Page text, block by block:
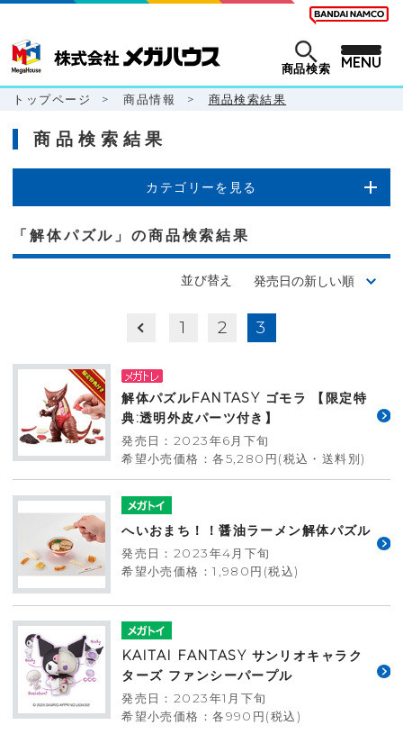
商品検索 MENU
トップページ > 商品情報 > 商品検索結果
商品検索結果
カテゴリーを見る
「解体パズル」の商品検索結果
並び替え
1 2 3
解体パズルFANTASY ゴモラ 【限定特
典:透明外皮パーツ付き】
発売日：2023年6月下旬
希望小売価格：各5,280円(税込・送料別)
へいおまち！！醤油ラーメン解体パズル
発売日：2023年4月下旬
希望小売価格：1,980円(税込)
KAITAI FANTASY サンリオキャラク
ターズ ファンシーパープル
発売日：2023年1月下旬
希望小売価格：各990円(税込)